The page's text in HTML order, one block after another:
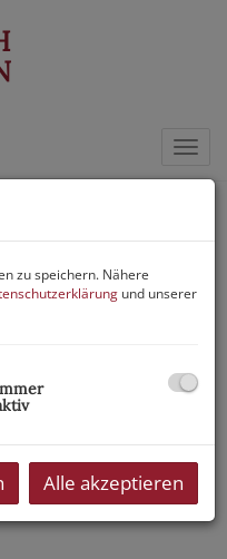
zu speichern. Nähere
und unserer
Alle akzeptieren